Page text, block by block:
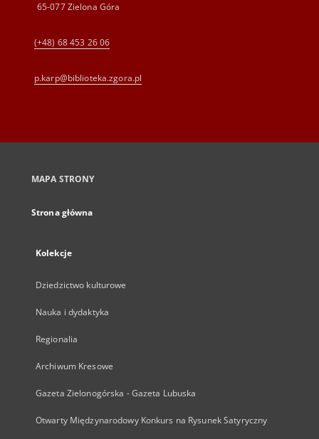
65-077 Zielona Góra
(+48) 68 453 26 06
p.karp@biblioteka.zgora.pl
MAPA STRONY
Strona główna
Kolekcje
Dziedzictwo kulturowe
Nauka i dydaktyka
Regionalia
Archiwum Kresowe
Gazeta Zielonogórska - Gazeta Lubuska
Otwarty Międzynarodowy Konkurs na Rysunek Satyryczny